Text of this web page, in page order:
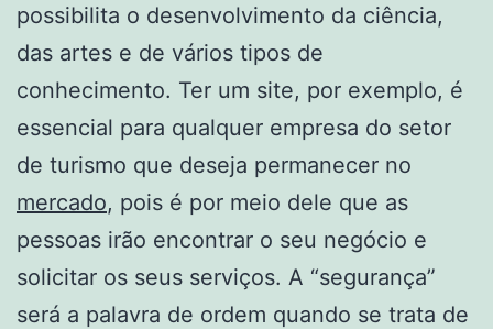
possibilita o desenvolvimento da ciência,
das artes e de vários tipos de
conhecimento. Ter um site, por exemplo, é
essencial para qualquer empresa do setor
de turismo que deseja permanecer no
mercado, pois é por meio dele que as
pessoas irão encontrar o seu negócio e
solicitar os seus serviços. A “segurança”
será a palavra de ordem quando se trata de